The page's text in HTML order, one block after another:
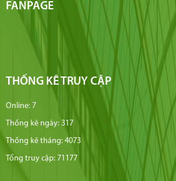
FANPAGE
THỐNG KÊ TRUY CẬP
Online: 7
Thống kê ngày: 317
Thống kê tháng: 4073
Tổng truy cập: 71177